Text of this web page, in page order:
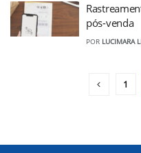
pós-venda
POR LUCIMARA
1